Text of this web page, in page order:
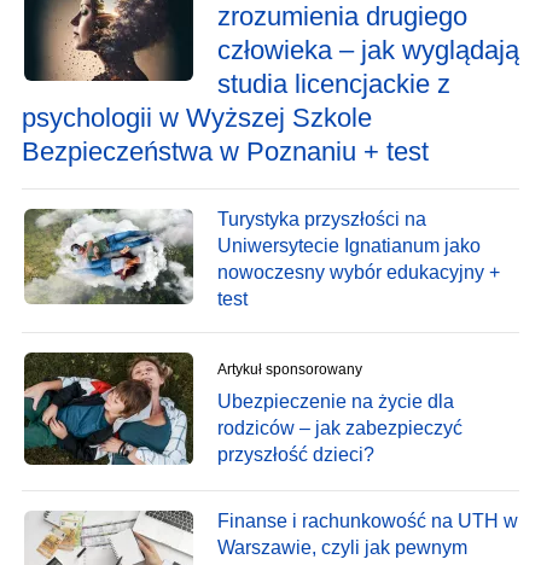
zrozumienia drugiego
człowieka – jak wyglądają
studia licencjackie z
psychologii w Wyższej Szkole
Bezpieczeństwa w Poznaniu + test
Turystyka przyszłości na
Uniwersytecie Ignatianum jako
nowoczesny wybór edukacyjny +
test
Artykuł sponsorowany
Ubezpieczenie na życie dla
rodziców – jak zabezpieczyć
przyszłość dzieci?
Finanse i rachunkowość na UTH w
Warszawie, czyli jak pewnym